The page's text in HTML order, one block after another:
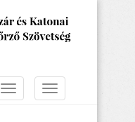
Navigáció
Navigáció